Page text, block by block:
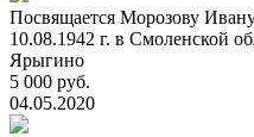
Посвящается Морозову
10.08.1942 г. в Смоленской
Ярыгино
5 000 руб.
04.05.2020